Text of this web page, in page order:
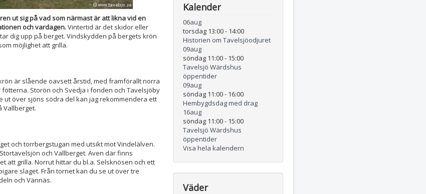
ut sig på vad som närmast är att likna vid en
och vardagen.Vintertid är det skidor eller
dig upp på berget. Vindskydden på bergets krön
möjlighet att grilla.
är slående oavsett årstid, med framförallt norra
Storön och Svedja i fonden och Tavelsjöby
ut över sjöns södra del kan jag rekommendera ett
Vallberget.
och torrbergstugan med utsikt mot Vindelälven.
och Vallberget. Även där finns
att grilla. Norrut hittar du bl.a. Selsknösen och ett
slaget. Från tornet kan du se ut över tre
och Vännäs.
Kalender
06aug
torsdag 13:00- 14:00
Historien om Tavelsjöodjuret
09aug
söndag 11:00- 15:00
Tavelsjö Wärdshus
öppentider
09aug
söndag 11:00- 16:00
Hembygdsdag med drag
16aug
söndag 11:00- 15:00
Tavelsjö Wärdshus
öppentider
Visa hela kalendern
Väder